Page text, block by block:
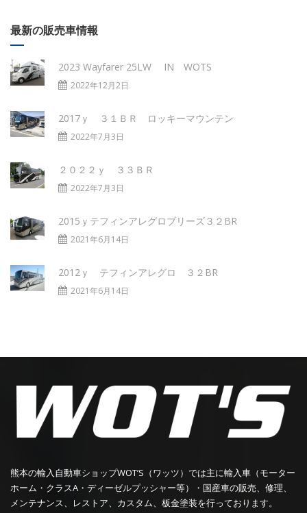
最新の販売車情報
2023 Wayfarer 25LW IN WOTS
2022年12月2日
2017ｙ ３１ＢＲ ロッキーマウンテン
2022年7月3日
２０２２ｙ ３３ＢＲ
2022年7月3日
2015ｙテフィンアレグロブリーズ３２BR
2021年6月14日
2012ｙ テフィンアレグロ ３２BR
2021年6月14日
熊本の輸入自動車ショップWOT’S（ワッツ）では主に輸入車（モーター
ホーム・クラスA・ディーゼルプッシャー等）・国産車の販売、修理、
メンテナンス、レストア、カスタム、板金塗装を行っております。